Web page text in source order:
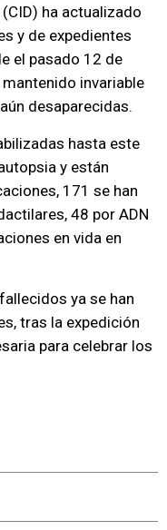
ha actualizado
y de expedientes
el pasado 12 de
invariable
desaparecidas.
hasta este
y están
171 se han
48 por ADN
en vida en
ya se han
tras la expedición
para celebrar los